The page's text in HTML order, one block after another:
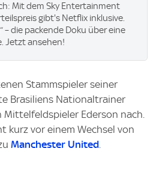
Mit dem Sky Entertainment
gibt's Netflix inklusive.
– die packende Doku über eine
Jetzt ansehen!
Stammspieler seiner
Brasiliens Nationaltrainer
Mittelfeldspieler Ederson nach.
kurz vor einem Wechsel von
Manchester United.